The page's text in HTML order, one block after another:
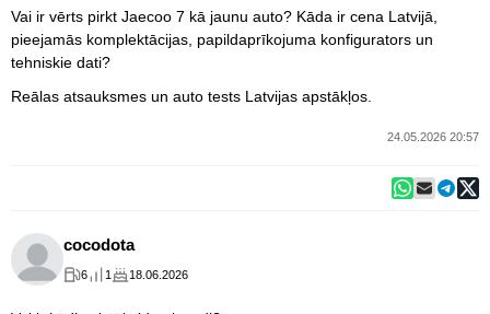
Vai ir vērts pirkt Jaecoo 7 kā jaunu auto? Kāda ir cena Latvijā,
pieejamās komplektācijas, papildaprīkojuma konfigurators un
tehniskie dati?
Reālas atsauksmes un auto tests Latvijas apstākļos.
24.05.2026 20:57
cocodota
6 1 18.06.2026